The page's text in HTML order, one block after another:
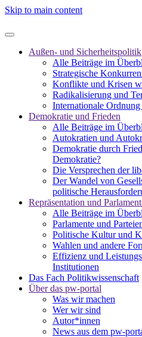
Skip to main content
Außen- und Sicherheitspolitik
Alle Beiträge im
Strategische
Konflikte und Krisen
Radikalisierung und
Internationale
Demokratie und Frieden
Alle Beiträge im
Autokratien und
Demokratie durch
Demokratie?
Die Versprechen der
Der Wandel von
politische
Repräsentation und
Alle Beiträge im
Parlamente und
Politische Kultur und
Wahlen und andere
Effizienz und
Institutionen
Das Fach Politikwissenschaft
Über das pw-portal
Was wir machen
Wer wir sind
Autor*innen
News aus dem pw-